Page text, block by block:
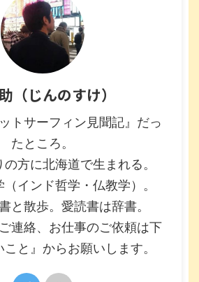
（じんのすけ）
トサーフィン見聞記』だっ
たところ。
方に北海道で生まれる。
インド哲学・仏教学）。
と散歩。愛読書は辞書。
連絡、お仕事のご依頼は下
と』からお願いします。